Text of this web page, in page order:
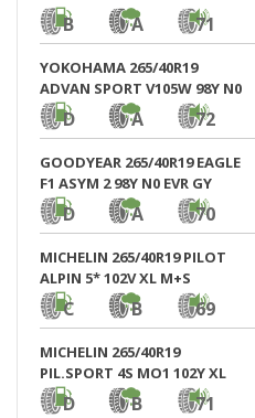
B A 71
YOKOHAMA 265/40R19
ADVAN SPORT V105W 98Y N0
D A 72
GOODYEAR 265/40R19 EAGLE
F1 ASYM 2 98Y N0 EVR GY
D A 70
MICHELIN 265/40R19 PILOT
ALPIN 5* 102V XL M+S
C B 69
MICHELIN 265/40R19
PIL.SPORT 4S MO1 102Y XL
D B 71